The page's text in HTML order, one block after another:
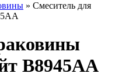
» Смеситель для
B8945AA